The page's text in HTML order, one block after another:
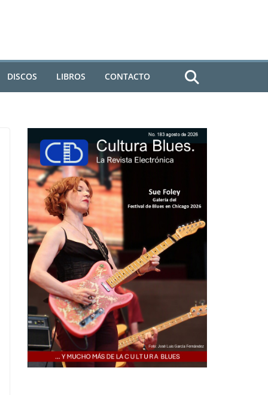
DISCOS LIBROS CONTACTO